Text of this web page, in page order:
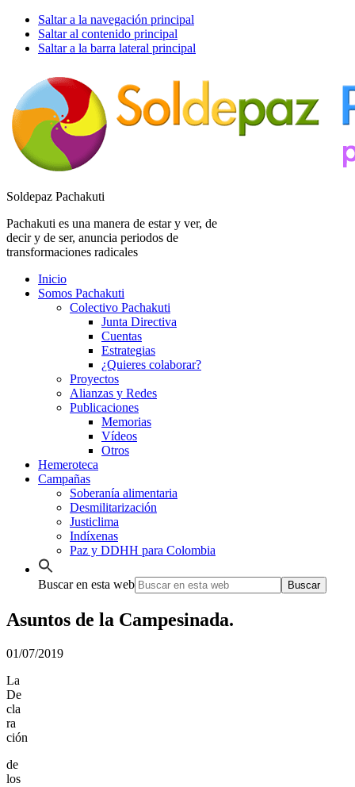
Saltar a la navegación principal
Saltar al contenido principal
Saltar a la barra lateral principal
Soldepaz Pachakuti
Pachakuti es una manera de estar y ver, de
decir y de ser, anuncia periodos de
transformaciones radicales
Inicio
Somos Pachakuti
Colectivo Pachakuti
Junta Directiva
Cuentas
Estrategias
¿Quieres colaborar?
Proyectos
Alianzas y Redes
Publicaciones
Memorias
Vídeos
Otros
Hemeroteca
Campañas
Soberanía alimentaria
Desmilitarización
Justiclima
Indíxenas
Paz y DDHH para Colombia
Buscar en esta web
Asuntos de la Campesinada.
01/07/2019
La
De
cla
ra
ción
de
los